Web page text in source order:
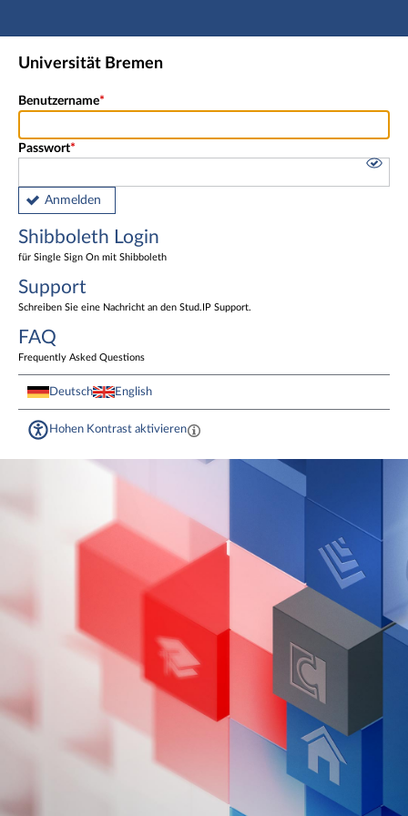
Hauptnavigation
Shibboleth Login
Universität Bremen
Benutzername
Passwort
Anmelden
Shibboleth Login
für Single Sign On mit Shibboleth
Support
Schreiben Sie eine Nachricht an den Stud.IP Support.
FAQ
Frequently Asked Questions
Deutsch English
Hohen Kontrast aktivieren